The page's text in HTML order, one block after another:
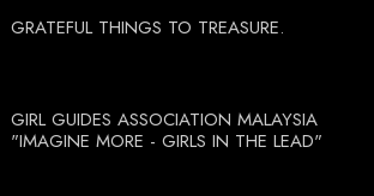
GRATEFUL THINGS TO TREASURE.
GIRL GUIDES ASSOCIATION MALAYSIA
"IMAGINE MORE - GIRLS IN THE LEAD"